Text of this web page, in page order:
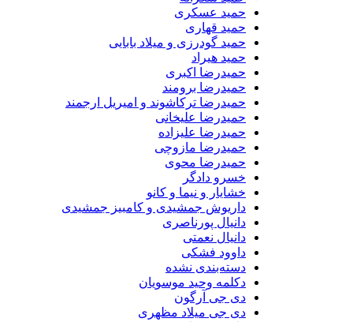
حمید عسکری
حمید قهاری
حمید گودرزی و میلاد بابایی
حمید هیراد
حمیدرضا اکبری
حمیدرضا برومند
حمیدرضا ترکاشوند و امیریل ارجمند
حمیدرضا علیخانی
حمیدرضا علیزاده
حمیدرضا مازوچی
حمیدرضا محوی
خسرو دادگر
خشایار و نیما و کانو
داریوش جمشیدی و کامبیز جمشیدی
دانیال پورناصری
دانیال نعمتی
داوود فشکی
دسته‌بندی نشده
دکلمه وحید موسویان
دی جی آرگون
دی جی میلاد مظهری